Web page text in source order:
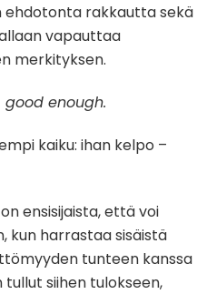
ehdotonta rakkautta sekä
vapauttaa
merkityksen.
good enough.
kaiku: ihan kelpo –
ensisijaista, että voi
kun harrastaa sisäistä
tunteen kanssa
siihen tulokseen,